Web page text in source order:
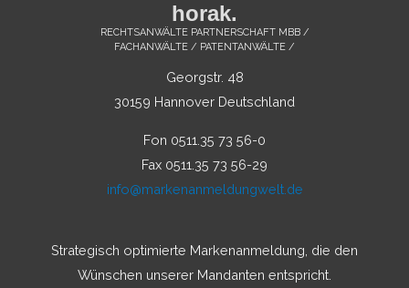
horak.
RECHTSANWÄLTE PARTNERSCHAFT MBB /
FACHANWÄLTE / PATENTANWÄLTE /
Georgstr. 48
30159 Hannover Deutschland
Fon 0511.35 73 56-0
Fax 0511.35 73 56-29
info@markenanmeldungwelt.de
Strategisch optimierte Markenanmeldung, die den
Wünschen unserer Mandanten entspricht.